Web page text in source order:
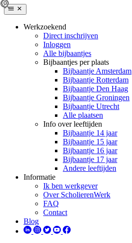
Werkzoekend
Direct inschrijven
Inloggen
Alle bijbaantjes
Bijbaantjes per plaats
Bijbaantje Amsterdam
Bijbaantje Rotterdam
Bijbaantje Den Haag
Bijbaantje Groningen
Bijbaantje Utrecht
Alle plaatsen
Info over leeftijden
Bijbaantje 14 jaar
Bijbaantje 15 jaar
Bijbaantje 16 jaar
Bijbaantje 17 jaar
Andere leeftijden
Informatie
Ik ben werkgever
Over ScholierenWerk
FAQ
Contact
Blog